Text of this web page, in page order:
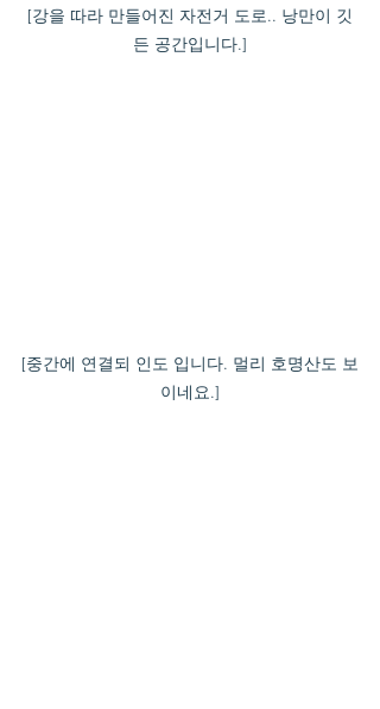
[강을 따라 만들어진 자전거 도로.. 낭만이 깃
든 공간입니다.]
[중간에 연결되 인도 입니다. 멀리 호명산도 보
이네요.]